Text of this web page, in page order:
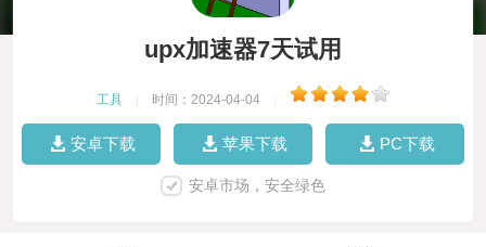
upx加速器7天试用
工具 时间：2024-04-04
安卓下载 苹果下载 PC下载
安卓市场，安全绿色